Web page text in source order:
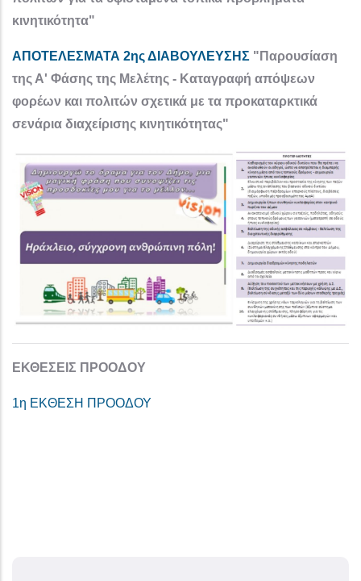
κινητικότητα"
ΑΠΟΤΕΛΕΣΜΑΤΑ 2ης ΔΙΑΒΟΥΛΕΥΣΗΣ "Παρουσίαση
της Α' Φάσης της Μελέτης - Καταγραφή απόψεων
φορέων και πολιτών σχετικά με τα προκαταρκτικά
σενάρια διαχείρισης κινητικότητας"
ΕΚΘΕΣΕΙΣ ΠΡΟΟΔΟΥ
1η ΕΚΘΕΣΗ ΠΡΟΟΔΟΥ